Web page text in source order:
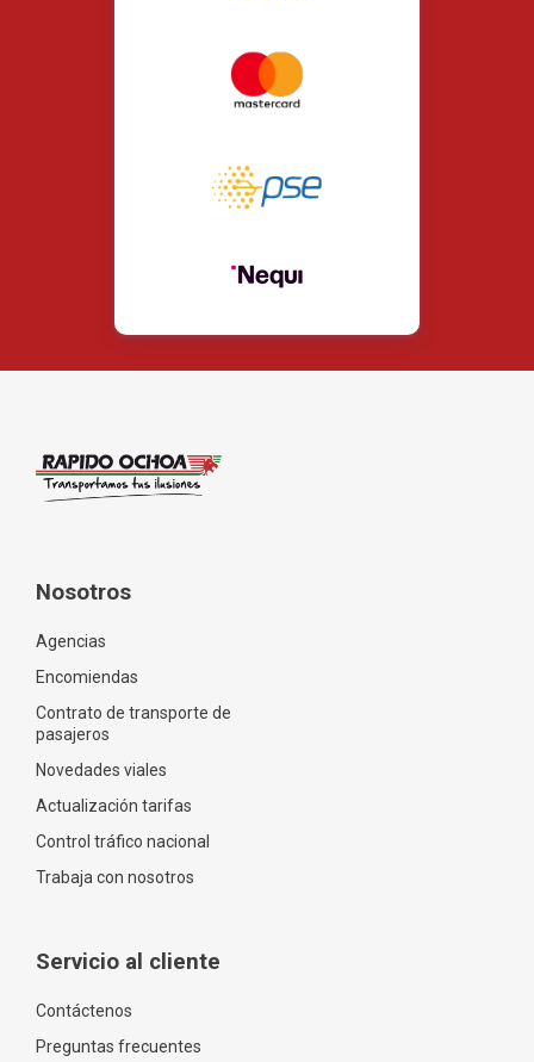
Nosotros
Agencias
Encomiendas
Contrato de transporte de
pasajeros
Novedades viales
Actualización tarifas
Control tráfico nacional
Trabaja con nosotros
Servicio al cliente
Contáctenos
Preguntas frecuentes